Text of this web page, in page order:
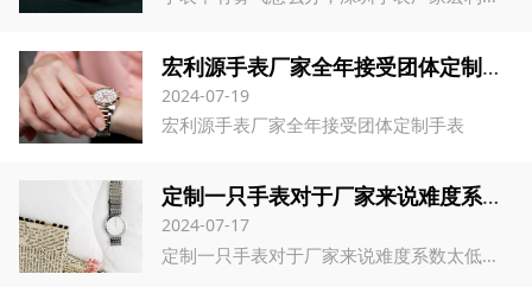
宏利源手表厂家全年接受团体定制手表
2024-07-19
宏利源手表厂家全年接受团体定制手表
定制一只手表对于厂家来说难度系数太低了——宏利源深圳手表厂
2024-07-17
定制一只手表对于厂家来说难度系数太低了——宏利源深圳手表厂